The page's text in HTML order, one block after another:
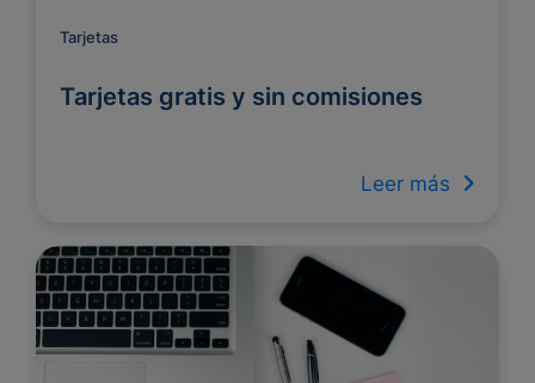
Tarjetas
Tarjetas gratis y sin comisiones
Leer más